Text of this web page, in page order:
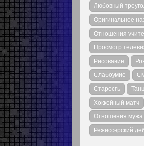
Любовный
Оригинальное
Отношения
Просмотр
Рисование
Слабоумие
Старость
Хоккейный матч
Отношения мужа
Режиссёрский